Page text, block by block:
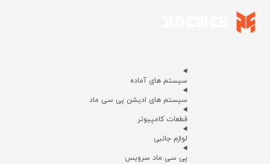
سیستم های آماده
سیستم های ادیشن پی سی ماد
قطعات کامپیوتر
لوازم جانبی
پی سی ماد سرویس